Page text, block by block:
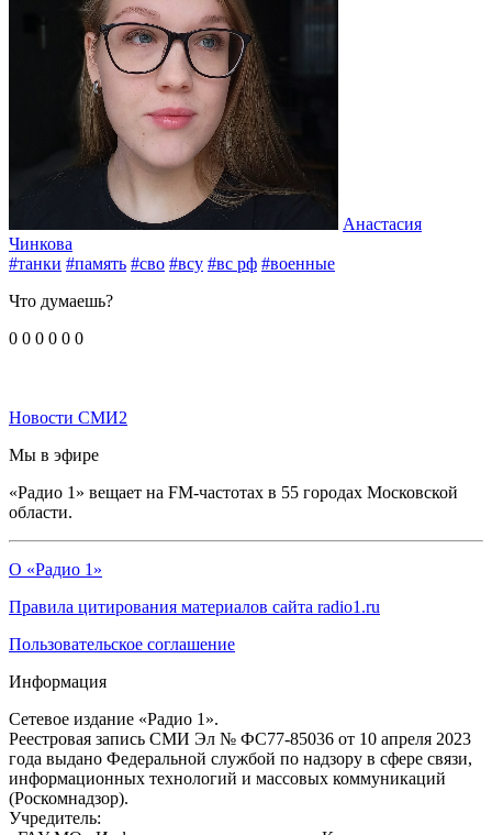
Анастасия
Чинкова
#танки #память #сво #всу #вс рф #военные
Что думаешь?
0 0 0 0 0 0
Новости СМИ2
Мы в эфире
«Радио 1» вещает на FM-частотах в 55 городах Московской
области.
О «Радио 1»
Правила цитирования материалов сайта radio1.ru
Пользовательское соглашение
Информация
Сетевое издание «Радио 1».
Реестровая запись СМИ Эл № ФС77-85036 от 10 апреля 2023
года выдано Федеральной службой по надзору в сфере связи,
информационных технологий и массовых коммуникаций
(Роскомнадзор).
Учредитель: